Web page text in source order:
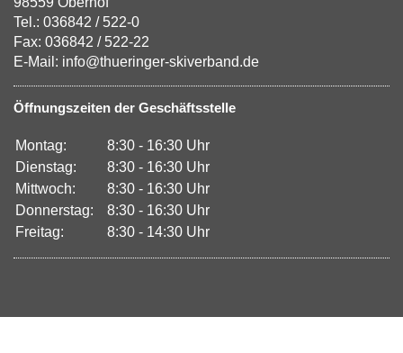
Tel.: 036842 / 522-0
Fax: 036842 / 522-22
E-Mail: info@thueringer-skiverband.de
Öffnungszeiten der Geschäftsstelle
Montag:
8:30 - 16:30 Uhr
Dienstag:
8:30 - 16:30 Uhr
Mittwoch:
8:30 - 16:30 Uhr
Donnerstag:
8:30 - 16:30 Uhr
Freitag:
8:30 - 14:30 Uhr